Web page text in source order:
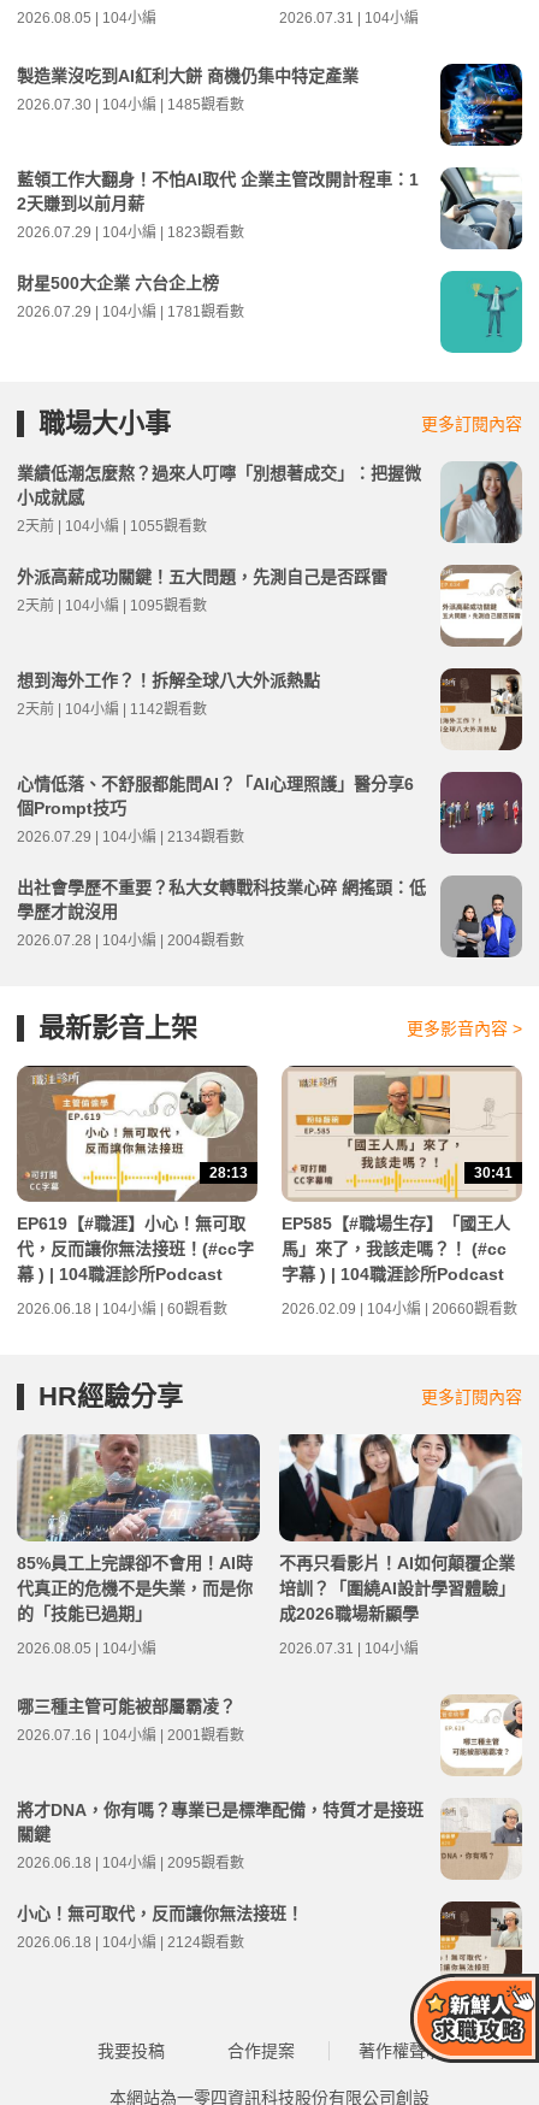
2026.08.05 | 104小編 2026.07.31 | 104小編
製造業沒吃到AI紅利大餅 商機仍集中特定產業
2026.07.30 | 104小編 | 1485觀看數
藍領工作大翻身！不怕AI取代 企業主管改開計程車：1
2天賺到以前月薪
2026.07.29 | 104小編 | 1823觀看數
財星500大企業 六台企上榜
2026.07.29 | 104小編 | 1781觀看數
職場大小事 更多訂閱內容
業績低潮怎麼熬？過來人叮嚀「別想著成交」：把握微
小成就感
2天前 | 104小編 | 1055觀看數
外派高薪成功關鍵！五大問題，先測自己是否踩雷
2天前 | 104小編 | 1095觀看數
想到海外工作？！拆解全球八大外派熱點
2天前 | 104小編 | 1142觀看數
心情低落、不舒服都能問AI？「AI心理照護」醫分享6
個Prompt技巧
2026.07.29 | 104小編 | 2134觀看數
出社會學歷不重要？私大女轉戰科技業心碎 網搖頭：低
學歷才說沒用
2026.07.28 | 104小編 | 2004觀看數
最新影音上架 更多影音內容 >
28:13
EP619【#職涯】小心！無可取
代，反而讓你無法接班！(#cc字
幕 ) | 104職涯診所Podcast
2026.06.18 | 104小編 | 60觀看數
30:41
EP585【#職場生存】「國王人
馬」來了，我該走嗎？！ (#cc
字幕 ) | 104職涯診所Podcast
2026.02.09 | 104小編 | 20660觀看數
HR經驗分享 更多訂閱內容
85%員工上完課卻不會用！AI時
代真正的危機不是失業，而是你
的「技能已過期」
2026.08.05 | 104小編
不再只看影片！AI如何顛覆企業
培訓？「圍繞AI設計學習體驗」
成2026職場新顯學
2026.07.31 | 104小編
哪三種主管可能被部屬霸凌？
2026.07.16 | 104小編 | 2001觀看數
將才DNA，你有嗎？專業已是標準配備，特質才是接班
關鍵
2026.06.18 | 104小編 | 2095觀看數
小心！無可取代，反而讓你無法接班！
2026.06.18 | 104小編 | 2124觀看數
我要投稿 合作提案 著作權聲明
本網站為一零四資訊科技股份有限公司創設